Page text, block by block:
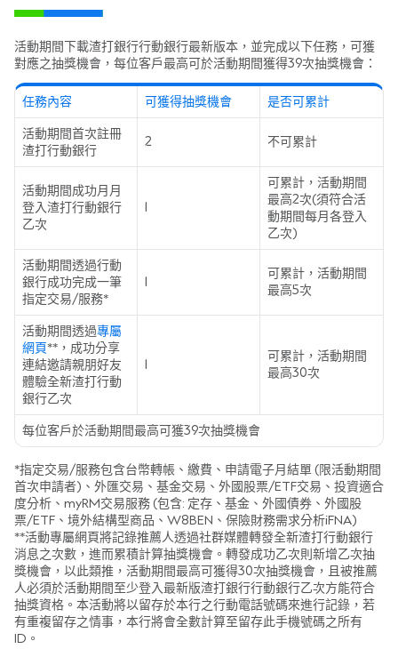
活動期間下載渣打銀行行動銀行最新版本，並完成以下任務，可獲
對應之抽獎機會，每位客戶最高可於活動期間獲得39次抽獎機會：
任務內容 可獲得抽獎機會
是否可累計
活動期間首次註冊
渣打行動銀行
2 不可累計
活動期間成功月月
登入渣打行動銀行
乙次
1
可累計，活動期間
最高2次(須符合活
動期間每月各登入
乙次)
活動期間透過行動
銀行成功完成一筆
指定交易/服務*
1
可累計，活動期間
最高5次
活動期間透過專屬
網頁**，成功分享
連結邀請親朋好友
體驗全新渣打行動
銀行乙次
1
可累計，活動期間
最高30次
每位客戶於活動期間最高可獲39次抽獎機會
*指定交易/服務包含台幣轉帳、繳費、申請電子月結單 (限活動期間
首次申請者)、外匯交易、基金交易、外國股票/ETF交易、投資適合
度分析、myRM交易服務 (包含: 定存、基金、外國債券、外國股
票/ETF、境外結構型商品、W8BEN、保險財務需求分析iFNA)
**活動專屬網頁將記錄推薦人透過社群媒體轉發全新渣打行動銀行
消息之次數，進而累積計算抽獎機會。轉發成功乙次則新增乙次抽
獎機會，以此類推，活動期間最高可獲得30次抽獎機會，且被推薦
人必須於活動期間至少登入最新版渣打銀行行動銀行乙次方能符合
抽獎資格。本活動將以留存於本行之行動電話號碼來進行記錄，若
有重複留存之情事，本行將會全數計算至留存此手機號碼之所有
ID。